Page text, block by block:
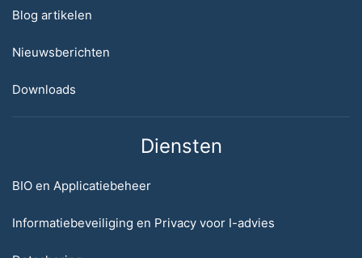
Blog artikelen
Nieuwsberichten
Downloads
Diensten
BIO en Applicatiebeheer
Informatiebeveiliging en Privacy voor I-advies